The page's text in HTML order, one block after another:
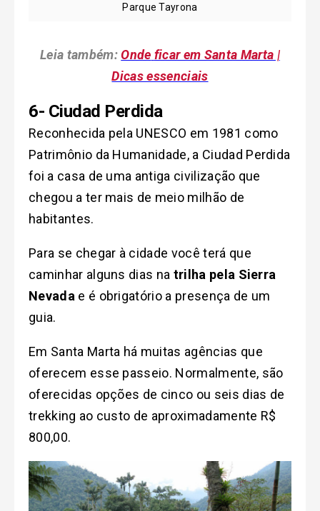
Parque Tayrona
Leia também: Onde ficar em Santa Marta |
Dicas essenciais
6- Ciudad Perdida
Reconhecida pela UNESCO em 1981 como
Patrimônio da Humanidade, a Ciudad Perdida
foi a casa de uma antiga civilização que
chegou a ter mais de meio milhão de
habitantes.
Para se chegar à cidade você terá que
caminhar alguns dias na trilha pela Sierra
Nevada e é obrigatório a presença de um
guia.
Em Santa Marta há muitas agências que
oferecem esse passeio. Normalmente, são
oferecidas opções de cinco ou seis dias de
trekking ao custo de aproximadamente R$
800,00.